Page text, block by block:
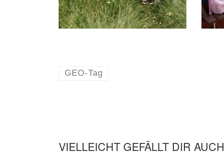
GEO-Tag
VIELLEICHT GEFÄLLT DIR AUCH